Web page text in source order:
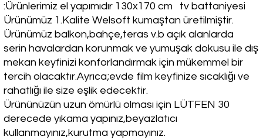
:Ürünlerimiz el yapımıdır 130x170 cm tv battaniyesi
Ürünümüz 1.Kalite Welsoft kumaştan üretilmiştir.
Ürünümüz balkon,bahçe,teras v.b açık alanlarda
serin havalardan korunmak ve yumuşak dokusu ile dış
mekan keyfinizi konforlandırmak için mükemmel bir
tercih olacaktır.Ayrıca;evde film keyfinize sıcaklığı ve
rahatlığı ile size eşlik edecektir.
Ürününüzün uzun ömürlü olması için LÜTFEN 30
derecede yıkama yapınız,beyazlatıcı
kullanmayınız,kurutma yapmayınız.